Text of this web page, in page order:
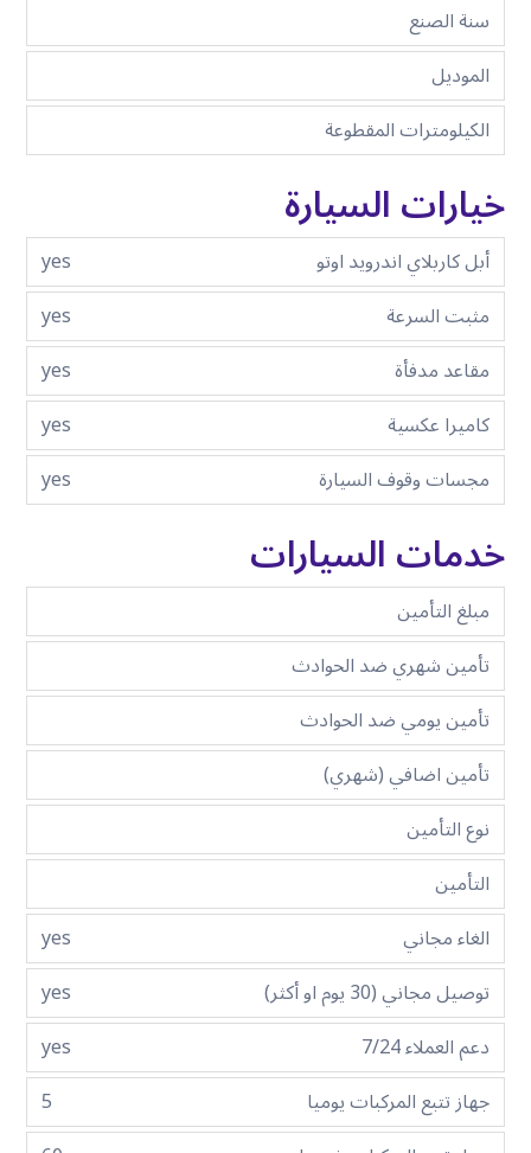
سنة الصنع
الموديل
الكيلومترات المقطوعة
خيارات السيارة
أبل كاربلاي اندرويد اوتو
yes
مثبت السرعة
yes
مقاعد مدفأة
yes
كاميرا عكسية
yes
مجسات وقوف السيارة
yes
خدمات السيارات
مبلغ التأمين
تأمين شهري ضد الحوادث
تأمين يومي ضد الحوادث
تأمين اضافي (شهري)
نوع التأمين
التأمين
الغاء مجاني
yes
توصيل مجاني (30 يوم او أكثر)
yes
دعم العملاء 7/24
yes
جهاز تتبع المركبات يوميا
5